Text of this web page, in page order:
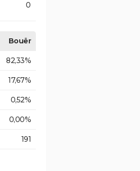
0
Bouër
82,33%
17,67%
0,52%
0,00%
191